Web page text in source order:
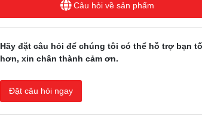
Câu hỏi về sản phẩm
Hãy đặt câu hỏi để chúng tôi có thể hỗ trợ bạn
hơn, xin chân thành cảm ơn.
Đặt câu hỏi ngay